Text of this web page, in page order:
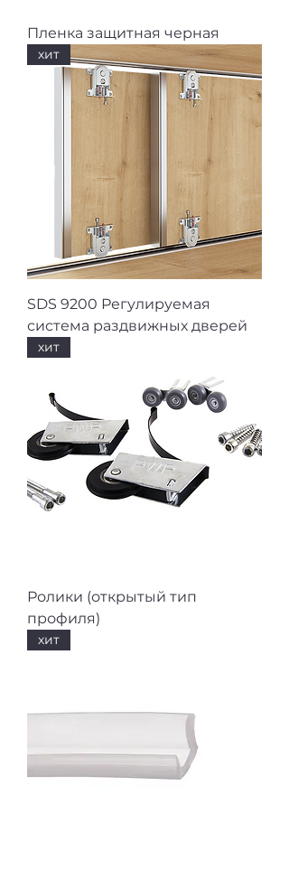
Пленка защитная черная
хит
SDS 9200 Регулируемая
система раздвижных дверей
хит
Ролики (открытый тип
профиля)
хит